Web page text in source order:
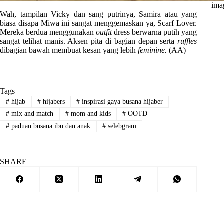
Wah, tampilan Vicky dan sang putrinya, Samira atau yang
biasa disapa Miwa ini sangat menggemaskan ya, Scarf Lover.
Mereka berdua menggunakanoutfitdress berwarna putih yang
sangat telihat manis. Aksen pita di bagian depan sertaruffles
dibagian bawah membuat kesan yang lebih feminine. (AA)
Tags
#hijab #hijabers # inspirasi gaya busana hijaber
#mix and match #mom and kids # OOTD
#paduan busana ibu dan anak #selebgram
SHARE